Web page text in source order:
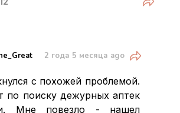
2 года 5 месяца ago Share
с похожей проблемой.
по поиску дежурных аптек
Мне повезло - нашел